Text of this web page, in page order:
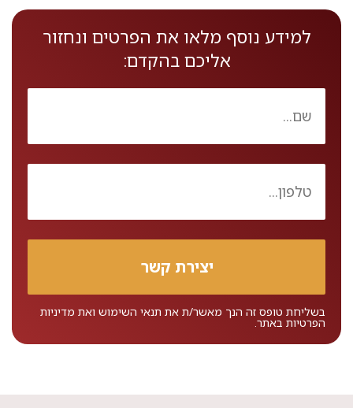
למידע נוסף מלאו את הפרטים ונחזור
אליכם בהקדם:
בשליחת טופס זה הנך מאשר/ת את תנאי השימוש ואת מדיניות
הפרטיות באתר.